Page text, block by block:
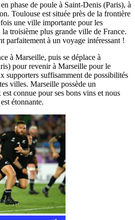
phase de poule à Saint-Denis (Paris), à
Toulouse est située près de la frontière
une ville importante pour les
troisième plus grande ville de France.
parfaitement à un voyage intéressant !
à Marseille, puis se déplace à
pour revenir à Marseille pour le
supporters suffisamment de possibilités
villes. Marseille possède un
connue pour ses bons vins et nous
étonnante.